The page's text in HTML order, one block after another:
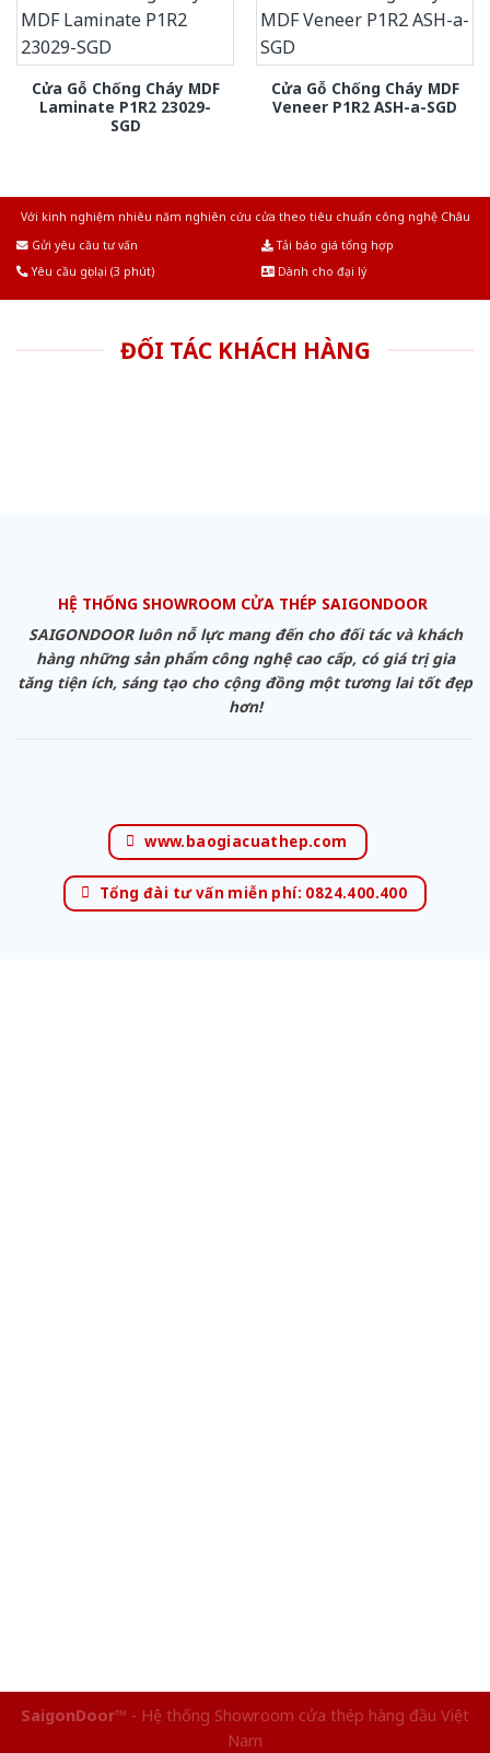
Cửa Gỗ Chống Cháy MDF
Laminate P1R2 23029-
SGD
Cửa Gỗ Chống Cháy MDF
Veneer P1R2 ASH-a-SGD
Với kinh nghiệm nhiêu năm nghiên cứu cửa theo tiêu chuẩn công nghệ Châu
Gửi yêu cầu tư vấn
Tải báo giá tổng hợp
Yêu cầu gọi lại (3 phút)
Dành cho đại lý
ĐỐI TÁC KHÁCH HÀNG
HỆ THỐNG SHOWROOM CỬA THÉP SAIGONDOOR
SAIGONDOOR luôn nỗ lực mang đến cho đối tác và khách
hàng những sản phẩm công nghệ cao cấp, có giá trị gia
tăng tiện ích, sáng tạo cho cộng đồng một tương lai tốt đẹp
hơn!
www.baogiacuathep.com
Tổng đài tư vấn miễn phí: 0824.400.400
SaigonDoor™ - Hệ thống Showroom cửa thép hàng đầu Việt
Nam